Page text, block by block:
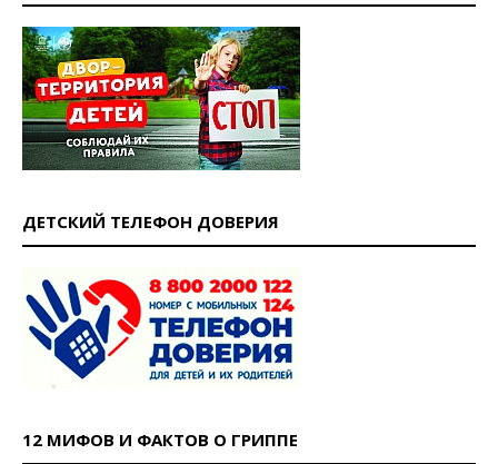
ДЕТСКИЙ ТЕЛЕФОН ДОВЕРИЯ
12 МИФОВ И ФАКТОВ О ГРИППЕ